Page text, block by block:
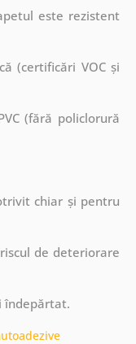
este rezistent
(certificări VOC și
(fără policlorură
chiar și pentru
de deteriorare
îndepărtat.